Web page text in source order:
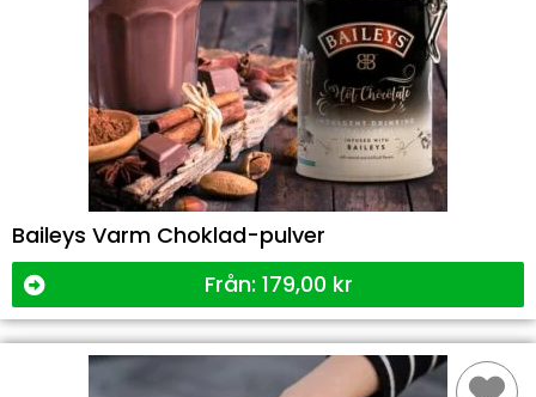
Baileys Varm Choklad-pulver
Från: 179,00 kr